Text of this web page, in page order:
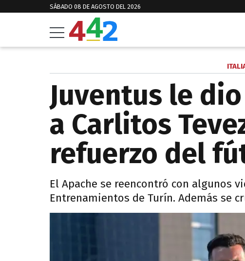
SÁBADO 08 DE AGOSTO DEL 2026
Juventus le
a Carlitos
refuerzo del
El Apache se reencontró con algunos
Entrenamientos de Turín. Además se